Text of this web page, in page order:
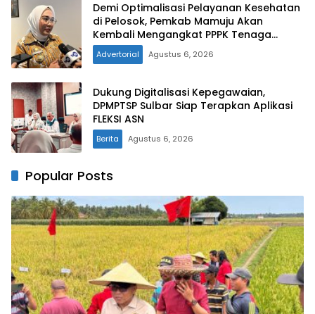
Demi Optimalisasi Pelayanan Kesehatan
di Pelosok, Pemkab Mamuju Akan
Kembali Mengangkat PPPK Tenaga
Kesehatan
Advertorial Agustus 6, 2026
Dukung Digitalisasi Kepegawaian,
DPMPTSP Sulbar Siap Terapkan Aplikasi
FLEKSI ASN
Berita Agustus 6, 2026
Popular Posts